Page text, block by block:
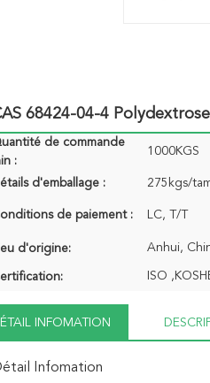
68424-04-4
de commande
:
1000KGS
d'emballage :
de paiement : LC, T/T
d'origine: Anhui,
ISO
INFOMATION
Infomation